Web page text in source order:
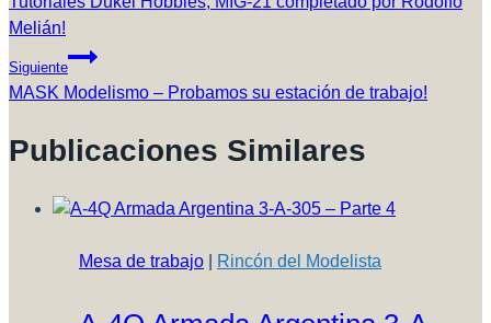
De
Entradas
Melián!
Siguiente
MASK Modelismo – Probamos su estación de trabajo!
Publicaciones Similares
Mesa de trabajo Rincón del Modelista